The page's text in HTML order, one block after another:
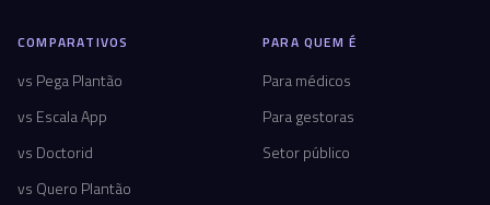
COMPARATIVOS
vs Pega Plantão
vs Escala App
vs Doctorid
vs Quero Plantão
PARA QUEM É
Para médicos
Para gestoras
Setor público